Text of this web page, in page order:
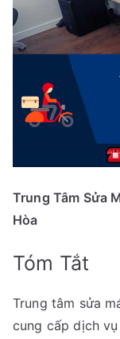
Trung Tâm Sửa
Hòa
Tóm Tắt
Trung tâm sửa
cung cấp dịch